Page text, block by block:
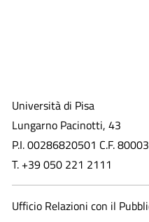
Università di Pisa
Lungarno Pacinotti, 43
P.I. 00286820501 C.F.
T. +39 050 221 2111
Ufficio Relazioni con il